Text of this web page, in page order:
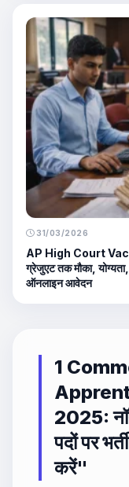
31/03/2026
AP High Court
ग्रेजुएट तक मौका,
ऑनलाइन आवेदन
1
2025:
पदों पर
करें"